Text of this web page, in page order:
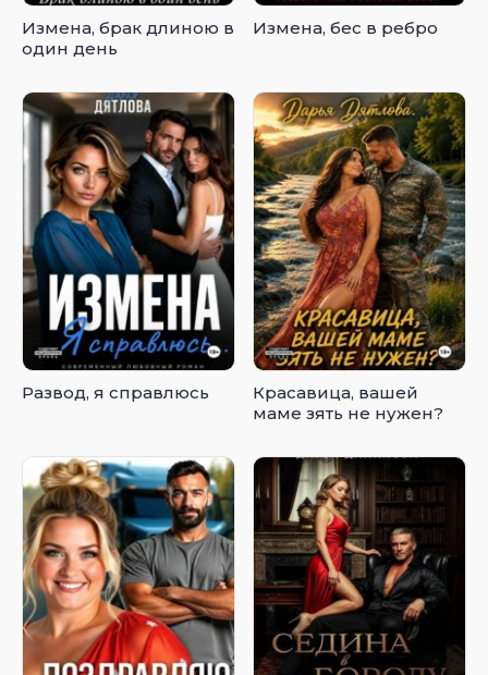
Измена, брак длиною в
один день
Измена, бес в ребро
Развод, я справлюсь
Красавица, вашей
маме зять не нужен?